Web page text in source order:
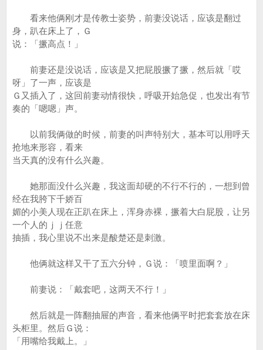
看来他俩刚才是传教士姿势，前妻没说话，应该是翻过
身，趴在床上了，Ｇ
说：「撅高点！」
前妻还是没说话，应该是又把屁股撅了撅，然后就「哎
呀」了一声，应该是
Ｇ又插入了，这回前妻动情很快，呼吸开始急促，也发出有节
奏的「嗯嗯」声。
以前我俩做的时候，前妻的叫声特别大，基本可以用呼天
抢地来形容，看来
当天真的没有什么兴趣。
她那面没什么兴趣，我这面却硬的不行不行的，一想到曾
经在我胯下千娇百
媚的小美人现在正趴在床上，浑身赤裸，撅着大白屁股，让另
一个人的ｊｊ任意
抽插，我心里说不出来是酸楚还是刺激。
他俩就这样又干了五六分钟，Ｇ说：「喷里面啊？」
前妻说：「戴套吧，这两天不行！」
然后就是一阵翻抽屉的声音，看来他俩平时把套套放在床
头柜里。然后Ｇ说：
「用嘴给我戴上。」